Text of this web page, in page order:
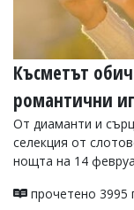
Късметът
романтични
От диаманти и
селекция от
нощта на 14
прочетено 3995